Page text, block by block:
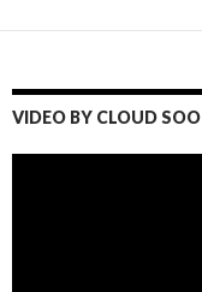
VIDEO BY CLOUD SOO